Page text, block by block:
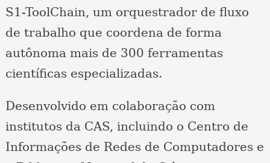
S1-ToolChain, um orquestrador de fluxo
de trabalho que coordena de forma
autônoma mais de 300 ferramentas
científicas especializadas.
Desenvolvido em colaboração com
institutos da CAS, incluindo o Centro de
Informações de Redes de Computadores e